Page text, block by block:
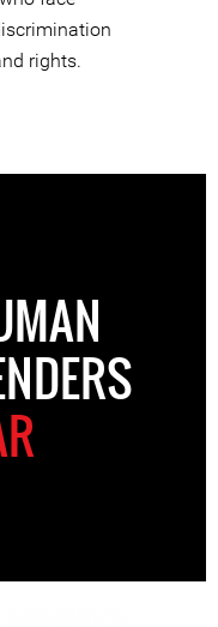
rights.